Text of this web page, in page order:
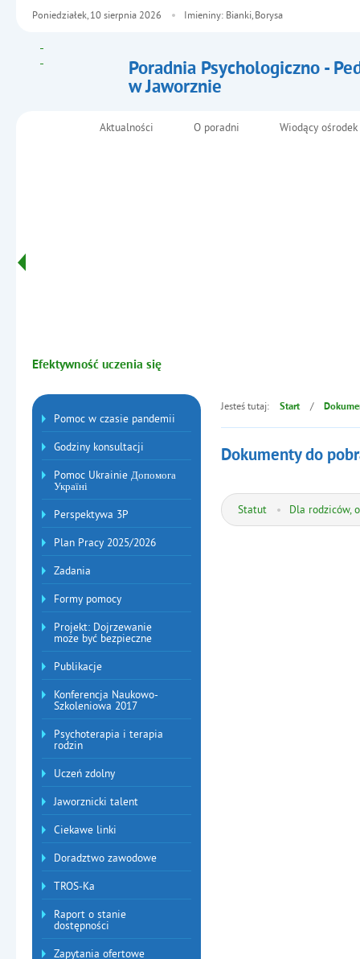
Poradnia Psychologiczno -
w Jaworznie
Poniedziałek, 10 sierpnia 2026 Imieniny: Bianki, Borysa
Menu główneAktualności O poradni Wiodący ośrodek
Efektywność uczenia się
Menu dodatkowe
Pomoc w czasie pandemii
Godziny konsultacji
Pomoc Ukrainie Допомога
Україні
Perspektywa 3P
Plan Pracy 2025/2026
Zadania
Formy pomocy
Projekt: Dojrzewanie
może być bezpieczne
Publikacje
Konferencja Naukowo-
Szkoleniowa 2017
Psychoterapia i terapia
rodzin
Uczeń zdolny
Jaworznicki talent
Ciekawe linki
Doradztwo zawodowe
TROS-Ka
Raport o stanie
dostępności
Zapytania ofertowe
Jesteś tutaj: Start /
Dokumenty do
Statut Dla rodziców,